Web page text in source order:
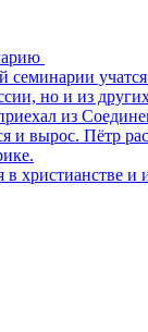
семинарии
но и из
из
и вырос. Пётр
в христианстве и